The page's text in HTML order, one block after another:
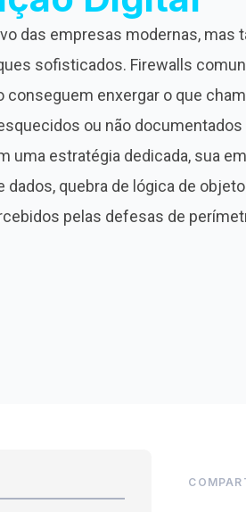
das empresas modernas, mas
sofisticados. Firewalls
enxergar o que
ou não documentados
uma estratégia dedicada, sua
quebra de lógica de
pelas defesas de